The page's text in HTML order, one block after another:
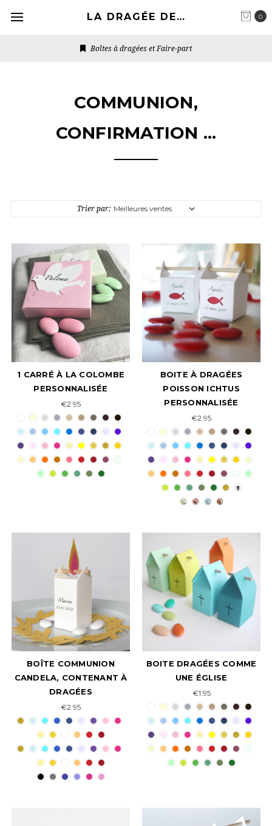
0
LA DRAGÉE DESIGN
Boîtes à dragées et Faire-part
COMMUNION,
CONFIRMATION ...
Trier par:
1 CARRÉ À LA COLOMBE
PERSONNALISÉE
€2.95
BOITE À DRAGÉES
POISSON ICHTUS
PERSONNALISÉE
€2.95
BOÎTE COMMUNION
CANDELA, CONTENANT À
DRAGÉES
€2.95
BOITE DRAGÉES COMME
UNE ÉGLISE
€1.95